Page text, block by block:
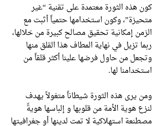
كون هذه الثورة معتمدة على تقنية “غير
متحيزة”، وكون استخدامها حتمياً أثبت مع
الزمن إمكانية تحقيق مصالح كبيرة من خلالها،
ربما تزيل في نهاية المطاف هذا القلق منها
وتجعل من حاول فرضها علينا أكثر قلقاً من
استخدامنا لها.
ومن يرى هذه الثورة شيطاناً متغولاً يهدف
لنزع هوية الأمة من قلوبها و إلباسها هويةً
مصطنعة استهلاكية لا تمت لدينها أو جغرافيتها